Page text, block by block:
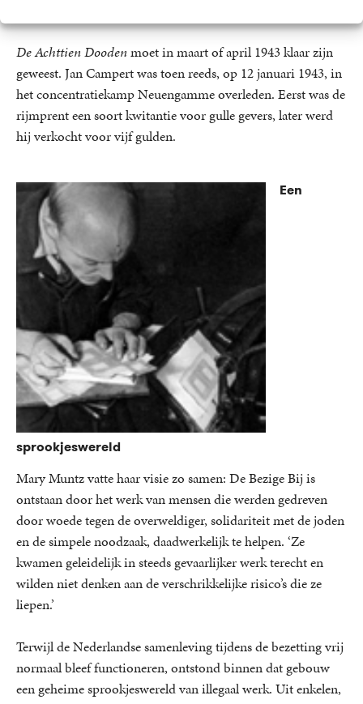
De Achttien Doodenmoet in maart of april 1943 klaar zijn
geweest. Jan Campert was toen reeds, op 12 januari 1943, in
het concentratiekamp Neuengamme overleden. Eerst was de
rijmprent een soort kwitantie voor gulle gevers, later werd
hij verkocht voor vijf gulden.
Een
sprookjeswereld
Mary Muntz vatte haar visie zo samen: De Bezige Bij is
ontstaan door het werk van mensen die werden gedreven
door woede tegen de overweldiger, solidariteit met de joden
en de simpele noodzaak, daadwerkelijk te helpen. ‘Ze
kwamen geleidelijk in steeds gevaarlijker werk terecht en
wilden niet denken aan de verschrikkelijke risico’s die ze
liepen.’
Terwijl de Nederlandse samenleving tijdens de bezetting vrij
normaal bleef functioneren, ontstond binnen dat gebouw
een geheime sprookjeswereld van illegaal werk. Uit enkelen,